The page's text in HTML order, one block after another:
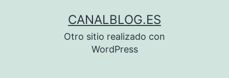
CANALBLOG.ES
Otro sitio realizado con
WordPress